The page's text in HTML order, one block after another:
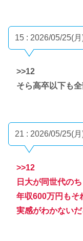
15 : 2026/05/25(
>>12
そら高卒以下も
21 : 2026/05/25(
>>12
日大が同世代の
年収600万円もそ
実感がわかない